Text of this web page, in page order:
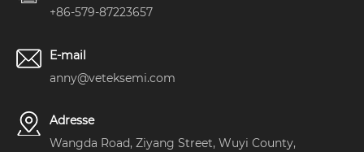
+86-579-87223657
E-mail
anny@veteksemi.com
Adresse
Wangda Road, Ziyang Street, Wuyi County,